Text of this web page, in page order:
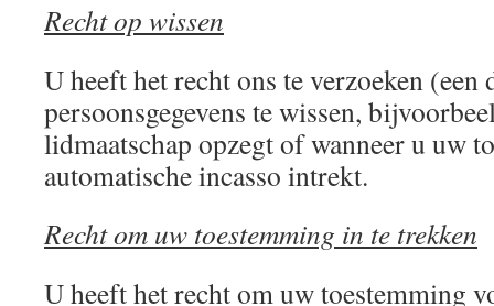
Recht op wissen
U heeft het recht ons te verzoeken (een
persoonsgegevens te wissen,
lidmaatschap opzegt of wanneer u uw
automatische incasso intrekt.
Recht om uw toestemming in te trekken
U heeft het recht om uw toestemming